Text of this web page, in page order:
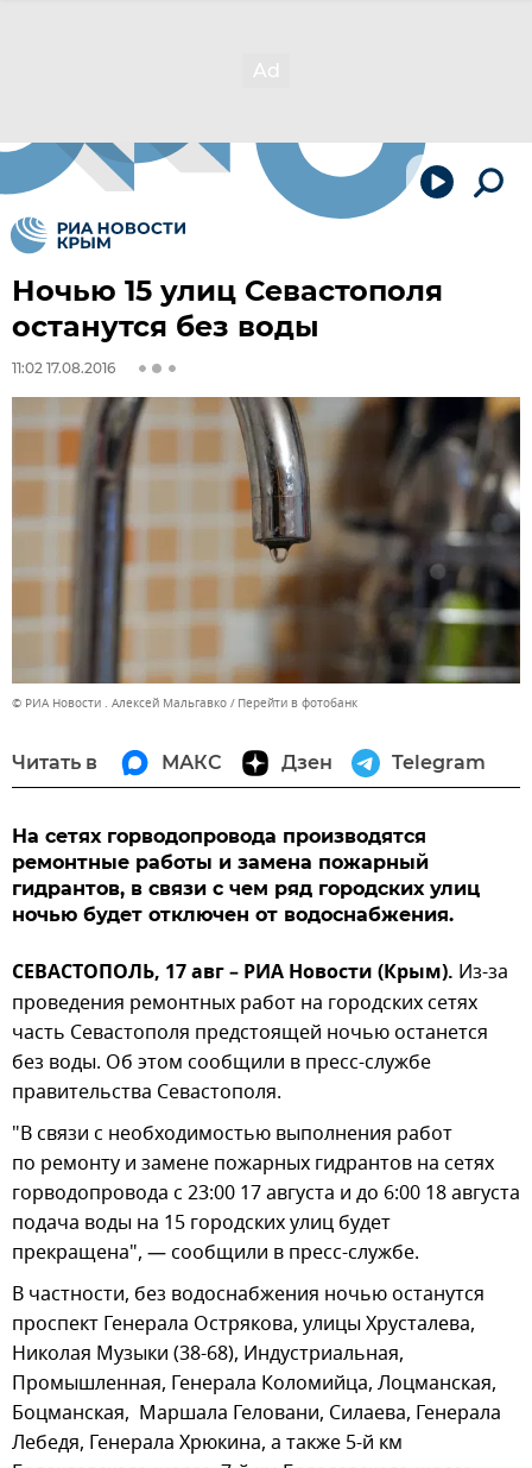
Ночью 15 улиц Севастополя
останутся без воды
11:02 17.08.2016
© РИА Новости . Алексей Мальгавко Перейти в фотобанк
Читать в МАКС Дзен Telegram
На сетях горводопровода производятся
ремонтные работы и замена пожарный
гидрантов, в связи с чем ряд городских улиц
ночью будет отключен от водоснабжения.
СЕВАСТОПОЛЬ, 17 авг – РИА Новости (Крым). Из-за
проведения ремонтных работ на городских сетях
часть Севастополя предстоящей ночью останется
без воды. Об этом сообщили в пресс-службе
правительства Севастополя.
"В связи с необходимостью выполнения работ
по ремонту и замене пожарных гидрантов на сетях
горводопровода с 23:00 17 августа и до 6:00 18 августа
подача воды на 15 городских улиц будет
прекращена", — сообщили в пресс-службе.
В частности, без водоснабжения ночью останутся
проспект Генерала Острякова, улицы Хрусталева,
Николая Музыки (38-68), Индустриальная,
Промышленная, Генерала Коломийца, Лоцманская,
Боцманская, Маршала Геловани, Силаева, Генерала
Лебедя, Генерала Хрюкина, а также 5-й км